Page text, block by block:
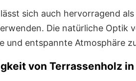
sich auch hervorragend
Die natürliche Optik
und entspannte Atmosphäre
von Terrassenholz in